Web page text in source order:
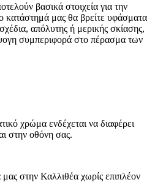
βασικά στοιχεία για την
κατάστημά μας θα βρείτε υφάσματα
απόλυτης ή μερικής σκίασης,
συμπεριφορά στο πέρασμα των
χρώμα ενδέχεται να διαφέρει
στην οθόνη σας.
στην Καλλιθέα χωρίς επιπλέον